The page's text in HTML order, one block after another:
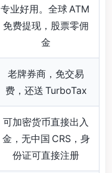
专业好用。全球 ATM
免费提现，股票零佣
金
老牌券商，免交易
费，还送 TurboTax
可加密货币直接出入
金，无中国 CRS，身
份证可直接注册